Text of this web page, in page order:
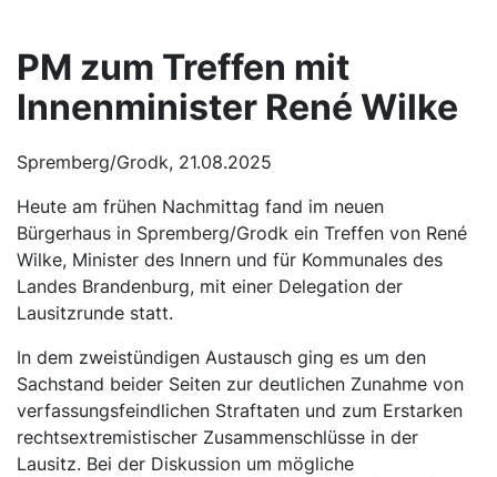
PM zum Treffen mit
Innenminister René Wilke
Spremberg/Grodk, 21.08.2025
Heute am frühen Nachmittag fand im neuen
Bürgerhaus in Spremberg/Grodk ein Treffen von René
Wilke, Minister des Innern und für Kommunales des
Landes Brandenburg, mit einer Delegation der
Lausitzrunde statt.
In dem zweistündigen Austausch ging es um den
Sachstand beider Seiten zur deutlichen Zunahme von
verfassungsfeindlichen Straftaten und zum Erstarken
rechtsextremistischer Zusammenschlüsse in der
Lausitz. Bei der Diskussion um mögliche